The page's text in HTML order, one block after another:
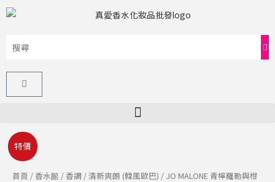
跳
購
特價
首頁 / 香水館 / 香調 /清新爽朗 (韓風歐巴) / JO MALONE 青檸羅勒與柑
始
前
JO
MALONE
青